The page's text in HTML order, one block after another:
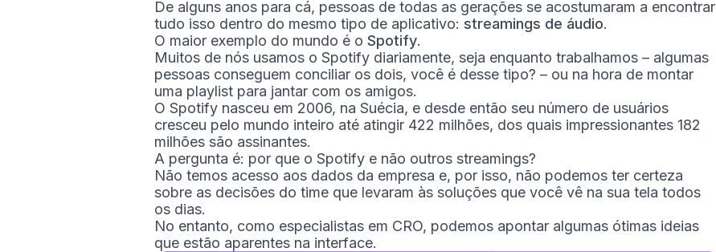
De alguns anos para cá, pessoas de todas as gerações se acostumaram a encontrar
tudo isso dentro do mesmo tipo de aplicativo: streamings de áudio.
O maior exemplo do mundo é o Spotify.
Muitos de nós usamos o Spotify diariamente, seja enquanto trabalhamos – algumas
pessoas conseguem conciliar os dois, você é desse tipo? – ou na hora de montar
uma playlist para jantar com os amigos.
O Spotify nasceu em 2006, na Suécia, e desde então seu número de usuários
cresceu pelo mundo inteiro até atingir 422 milhões, dos quais impressionantes 182
milhões são assinantes.
A pergunta é: por que o Spotify e não outros streamings?
Não temos acesso aos dados da empresa e, por isso, não podemos ter certeza
sobre as decisões do time que levaram às soluções que você vê na sua tela todos
os dias.
No entanto, como especialistas em CRO, podemos apontar algumas ótimas ideias
que estão aparentes na interface.